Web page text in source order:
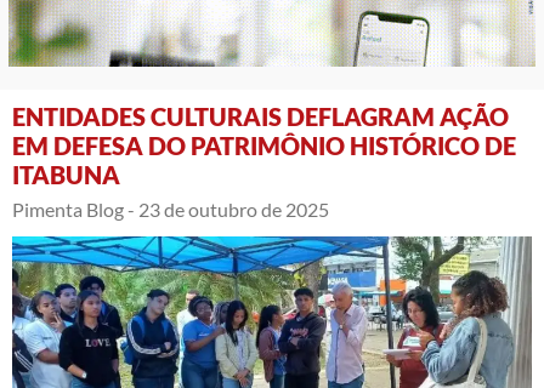
ENTIDADES CULTURAIS DEFLAGRAM AÇÃO
EM DEFESA DO PATRIMÔNIO HISTÓRICO DE
ITABUNA
Pimenta Blog - 23 de outubro de 2025